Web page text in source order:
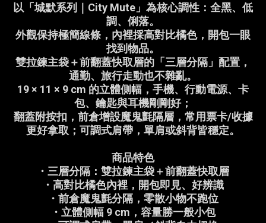
以「城默系列｜City Mute」為核心調性：全黑、低
調、俐落。
外觀保持極簡線條，內裡採高對比橘色，開包一眼
找到物品。
雙拉鍊主袋＋前翻蓋快取層的「三層分隔」配置，
通勤、旅行走動也不雜亂。
19 × 11 × 9 cm 的立體側幅，手機、行動電源、卡
包、鑰匙與耳機剛剛好；
翻蓋附按扣，前倉增設魔鬼氈隔層，常用票卡/收據
更好拿取；可調式肩帶，單肩或斜背皆穩定。
商品特色
・三層分隔：雙拉鍊主袋＋前翻蓋快取層
・高對比橘色內裡，開包即見、好辨識
・前倉魔鬼氈分隔，零散小物不跑位
・立體側幅 9 cm，容量勝一般小包